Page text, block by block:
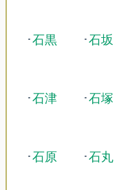
･石黒 ･石坂
･石津 ･石塚
･石原 ･石丸